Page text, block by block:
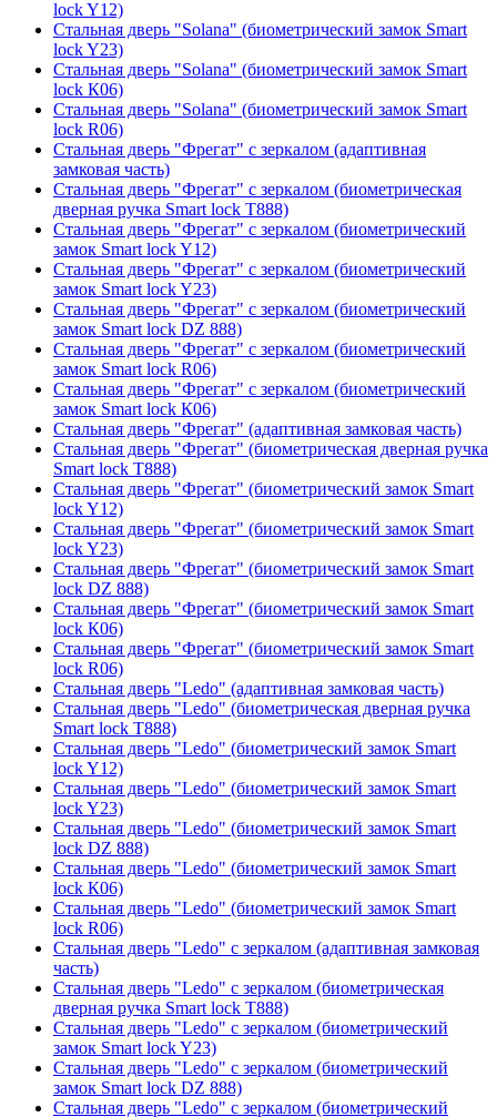
lock Y12)
Стальная дверь "Solana" (биометрический замок Smart
lock Y23)
Стальная дверь "Solana" (биометрический замок Smart
lock К06)
Стальная дверь "Solana" (биометрический замок Smart
lock R06)
Стальная дверь "Фрегат" с зеркалом (адаптивная
замковая часть)
Стальная дверь "Фрегат" с зеркалом (биометрическая
дверная ручка Smart lock T888)
Стальная дверь "Фрегат" с зеркалом (биометрический
замок Smart lock Y12)
Стальная дверь "Фрегат" с зеркалом (биометрический
замок Smart lock Y23)
Стальная дверь "Фрегат" с зеркалом (биометрический
замок Smart lock DZ 888)
Стальная дверь "Фрегат" с зеркалом (биометрический
замок Smart lock R06)
Стальная дверь "Фрегат" с зеркалом (биометрический
замок Smart lock К06)
Стальная дверь "Фрегат" (адаптивная замковая часть)
Стальная дверь "Фрегат" (биометрическая дверная ручка
Smart lock T888)
Стальная дверь "Фрегат" (биометрический замок Smart
lock Y12)
Стальная дверь "Фрегат" (биометрический замок Smart
lock Y23)
Стальная дверь "Фрегат" (биометрический замок Smart
lock DZ 888)
Стальная дверь "Фрегат" (биометрический замок Smart
lock К06)
Стальная дверь "Фрегат" (биометрический замок Smart
lock R06)
Стальная дверь "Ledo" (адаптивная замковая часть)
Стальная дверь "Ledo" (биометрическая дверная ручка
Smart lock T888)
Стальная дверь "Ledo" (биометрический замок Smart
lock Y12)
Стальная дверь "Ledo" (биометрический замок Smart
lock Y23)
Стальная дверь "Ledo" (биометрический замок Smart
lock DZ 888)
Стальная дверь "Ledo" (биометрический замок Smart
lock К06)
Стальная дверь "Ledo" (биометрический замок Smart
lock R06)
Стальная дверь "Ledo" с зеркалом (адаптивная замковая
часть)
Стальная дверь "Ledo" с зеркалом (биометрическая
дверная ручка Smart lock T888)
Стальная дверь "Ledo" с зеркалом (биометрический
замок Smart lock Y23)
Стальная дверь "Ledo" с зеркалом (биометрический
замок Smart lock DZ 888)
Стальная дверь "Ledo" с зеркалом (биометрический